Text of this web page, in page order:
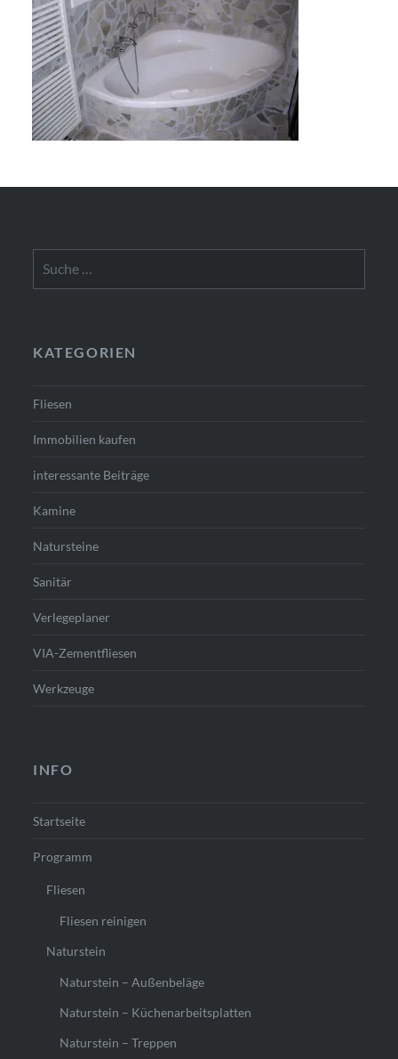
nach:
KATEGORIEN
Fliesen
Immobilien kaufen
interessante Beiträge
Kamine
Natursteine
Sanitär
Verlegeplaner
VIA-Zementfliesen
Werkzeuge
INFO
Startseite
Programm
Fliesen
Fliesen reinigen
Naturstein
Naturstein – Außenbeläge
Naturstein – Küchenarbeitsplatten
Naturstein – Treppen